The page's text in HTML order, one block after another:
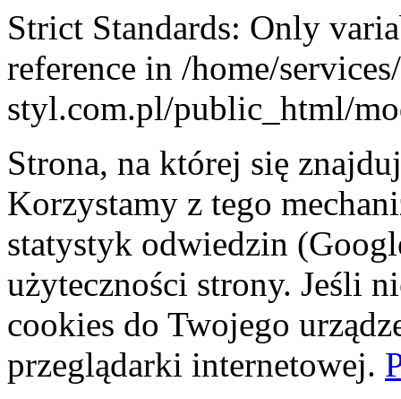
Strict Standards: Only
reference in /home/
styl.com.pl/public_html/
Strona, na której się
Korzystamy z tego
statystyk odwiedzin
użyteczności strony. Jeśli
cookies do Twojego
przeglądarki internetowej.